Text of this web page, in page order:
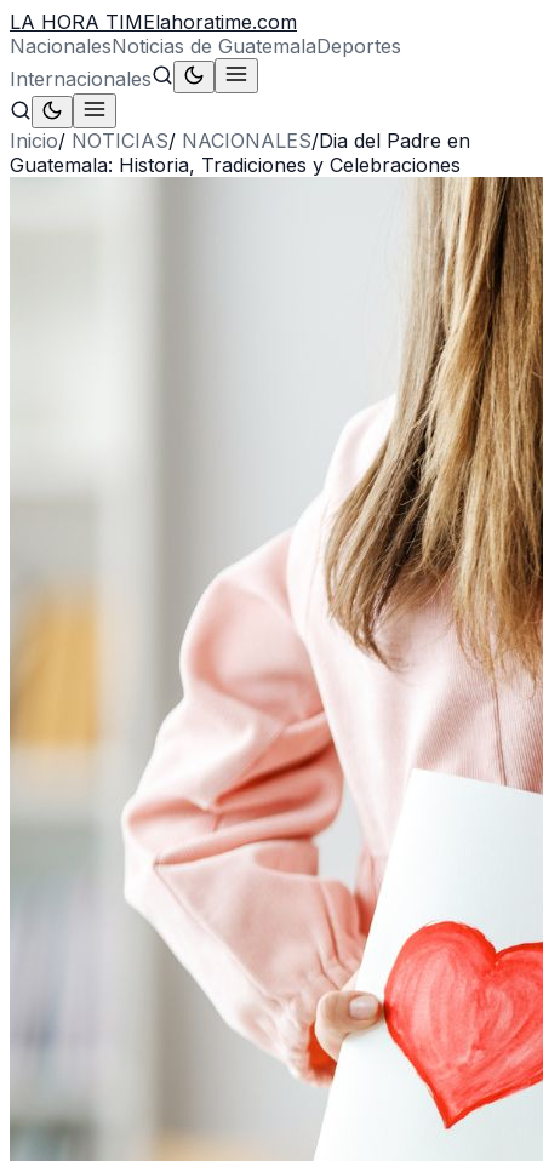
LA HORA TIMElahoratime.com
NacionalesNoticias de GuatemalaDeportes
Internacionales
Inicio/ NOTICIAS/ NACIONALES/Dia del Padre en
Guatemala: Historia, Tradiciones y Celebraciones